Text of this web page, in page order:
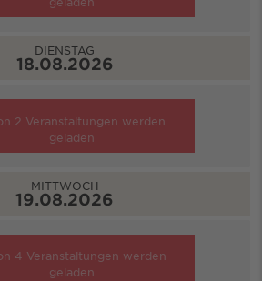
DIENSTAG
18.08.2026
2 Veranstaltungen werden
geladen
MITTWOCH
19.08.2026
4 Veranstaltungen werden
geladen